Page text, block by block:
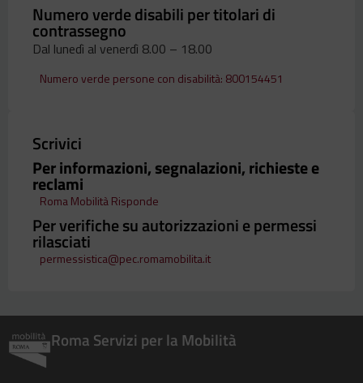
Numero verde disabili per titolari di
contrassegno
Dal lunedì al venerdì 8.00 – 18.00
Numero verde persone con disabilità: 800154451
Scrivici
Per informazioni, segnalazioni, richieste e
reclami
Roma Mobilità Risponde
Per verifiche su autorizzazioni e permessi
rilasciati
permessistica@pec.romamobilita.it
Roma Servizi per la Mobilità